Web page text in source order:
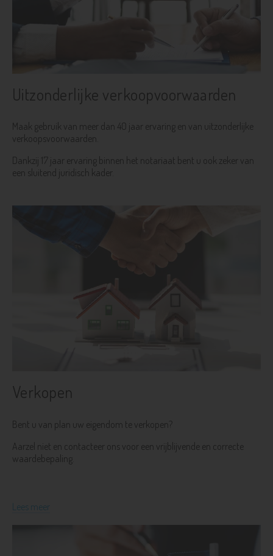
Uitzonderlijke verkoopvoorwaarden
Maak gebruik van meer dan 40 jaar ervaring en van uitzonderlijke
verkoopsvoorwaarden.
Dankzij 17 jaar ervaring binnen het notariaat bent u ook zeker van
een sluitend juridisch kader.
Verkopen
Bent u van plan uw eigendom te verkopen?
Aarzel niet en contacteer ons voor een vrijblijvende en correcte
waardebepaling.
Lees meer